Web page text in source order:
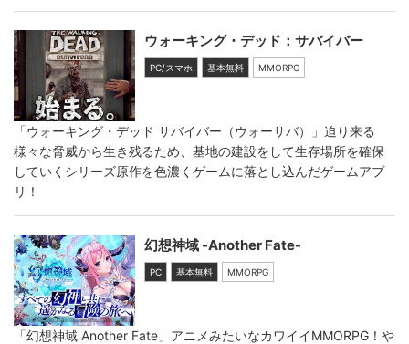
ウォーキング・デッド：サバイバー
PC/スマホ 基本無料 MMORPG
「ウォーキング・デッド サバイバー（ウォーサバ）」迫り来る
様々な脅威から生き残るため、基地の建設をして生存場所を確保
していくシリーズ原作を色濃くゲームに落とし込んだゲームアプ
リ！
幻想神域 -Another Fate-
PC 基本無料 MMORPG
「幻想神域 Another Fate」アニメみたいなカワイイMMORPG！や